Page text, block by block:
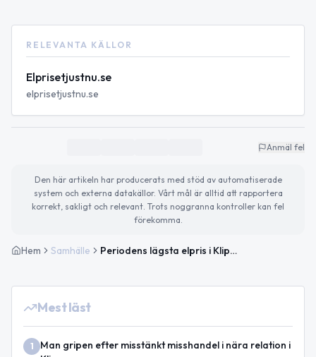
RELEVANTA KÄLLOR
Elprisetjustnu.se
elprisetjustnu.se
Anmäl fel
Den här artikeln har producerats med stöd av automatiserade
system och externa datakällor. Vårt mål är alltid att rapportera
korrekt, sakligt och relevant. Trots noggranna kontroller kan fel
förekomma.
Hem Samhälle Periodens lägsta elpris i Klippan — rekordbilligt i morgon
Mest läst
1
Man gripen efter misstänkt misshandel i nära relation i